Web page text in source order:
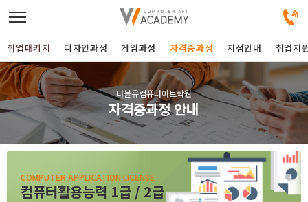
디자인정규과정
디자인단과과정
취업패키지 디자인과정 게임과정 자격증과정 지점안내 취업지
더블유컴퓨터아트학원
자격증과정 안내
COMPUTER APPLICATION LICENSE
컴퓨터활용능력 1급 / 2급